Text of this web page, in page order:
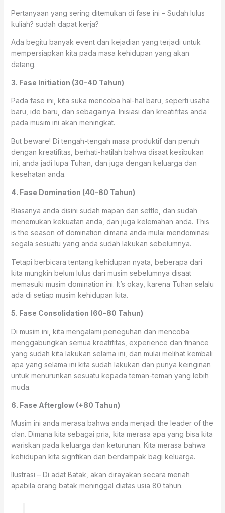
Pertanyaan yang sering ditemukan di fase ini – Sudah lulus
kuliah? sudah dapat kerja?
Ada begitu banyak event dan kejadian yang terjadi untuk
mempersiapkan kita pada masa kehidupan yang akan
datang.
3. Fase Initiation (30-40 Tahun)
Pada fase ini, kita suka mencoba hal-hal baru, seperti usaha
baru, ide baru, dan sebagainya. Inisiasi dan kreatifitas anda
pada musim ini akan meningkat.
But beware! Di tengah-tengah masa produktif dan penuh
dengan kreatifitas, berhati-hatilah bahwa disaat kesibukan
ini, anda jadi lupa Tuhan, dan juga dengan keluarga dan
kesehatan anda.
4. Fase Domination (40-60 Tahun)
Biasanya anda disini sudah mapan dan settle, dan sudah
menemukan kekuatan anda, dan juga kelemahan anda. This
is the season of domination dimana anda mulai mendominasi
segala sesuatu yang anda sudah lakukan sebelumnya.
Tetapi berbicara tentang kehidupan nyata, beberapa dari
kita mungkin belum lulus dari musim sebelumnya disaat
memasuki musim domination ini. It’s okay, karena Tuhan selalu
ada di setiap musim kehidupan kita.
5. Fase Consolidation (60-80 Tahun)
Di musim ini, kita mengalami peneguhan dan mencoba
menggabungkan semua kreatifitas, experience dan finance
yang sudah kita lakukan selama ini, dan mulai melihat kembali
apa yang selama ini kita sudah lakukan dan punya keinginan
untuk menurunkan sesuatu kepada teman-teman yang lebih
muda.
6. Fase Afterglow (+80 Tahun)
Musim ini anda merasa bahwa anda menjadi the leader of the
clan. Dimana kita sebagai pria, kita merasa apa yang bisa kita
wariskan pada keluarga dan keturunan. Kita merasa bahwa
kehidupan kita signfikan dan berdampak bagi keluarga.
Ilustrasi – Di adat Batak, akan dirayakan secara meriah
apabila orang batak meninggal diatas usia 80 tahun.